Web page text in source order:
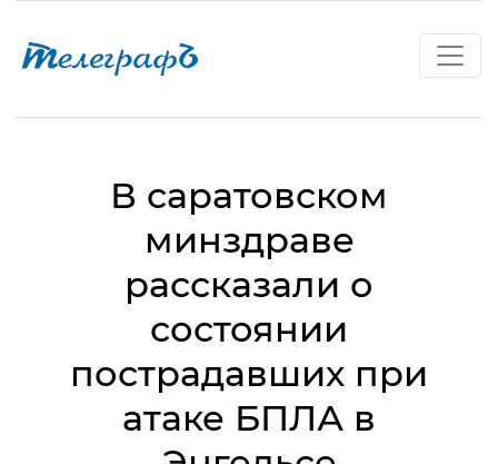
В саратовском
минздраве
рассказали о
состоянии
пострадавших при
атаке БПЛА в